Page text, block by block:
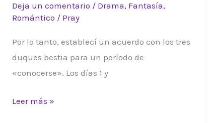
Deja un comentario / Drama, Fantasía,
Romántico / Pray
Por lo tanto, establecí un acuerdo con los tres
duques bestia para un período de
«conocerse». Los días 1 y
VADALBI
Leer más »